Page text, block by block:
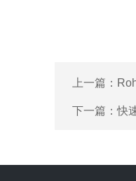
上一篇：
下一篇：快